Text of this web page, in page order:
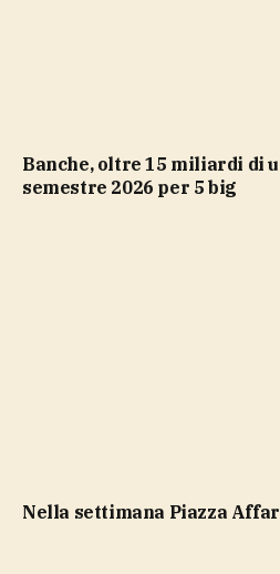
Banche, oltre 15 miliardi di utili netti nel primo
semestre 2026 per 5 big
Nella settimana Piazza